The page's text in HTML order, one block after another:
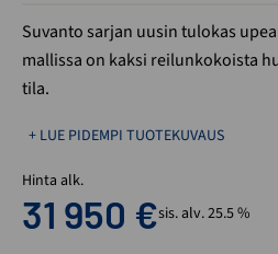
Suvanto sarjan uusin tulokas
mallissa on kaksi reilunkokoista
tila.
+ LUE PIDEMPI TUOTEKUVAUS
Hinta alk.
31 950 €sis. alv. 25.5 %